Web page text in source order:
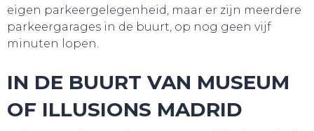
eigen parkeergelegenheid, maar er zijn meerdere
parkeergarages in de buurt, op nog geen vijf
minuten lopen.
IN DE BUURT VAN MUSEUM
OF ILLUSIONS MADRID